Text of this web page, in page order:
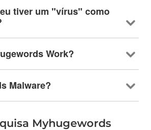
tiver um "vírus" como
Work?
Malware?
Myhugewords